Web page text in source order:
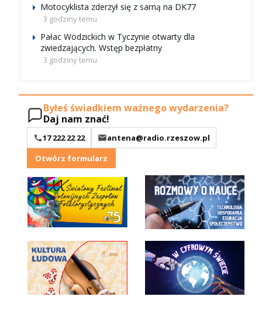
Motocyklista zderzył się z sarną na DK77
3 godziny temu
Pałac Wodzickich w Tyczynie otwarty dla
zwiedzających. Wstęp bezpłatny
3 godziny temu
Byłeś świadkiem ważnego wydarzenia?
Daj nam znać!
17 222 22 22
antena@radio.rzeszow.pl
Otwórz formularz